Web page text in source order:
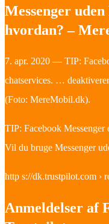
Messenger
hvordan? –
7. apr. 2020 — TIP:
chatservices. …
(Foto: MereMobil.dk).
TIP: Facebook Messenger
Vil du bruge Messenger
http s://dk.trustpilot.com ›
Anmeldelser af